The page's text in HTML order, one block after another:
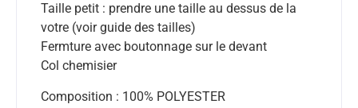
Taille petit : prendre une taille au dessus de la
votre (voir guide des tailles)
Fermture avec boutonnage sur le devant
Col chemisier
Composition : 100% POLYESTER